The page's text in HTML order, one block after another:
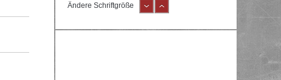
Ändere Schriftgröße